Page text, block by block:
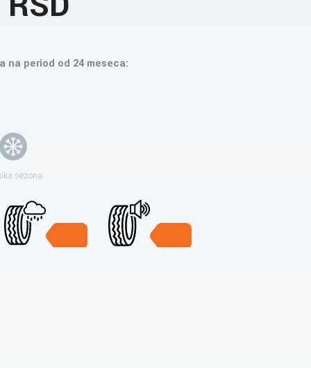
na period od 24 meseca:
sezona